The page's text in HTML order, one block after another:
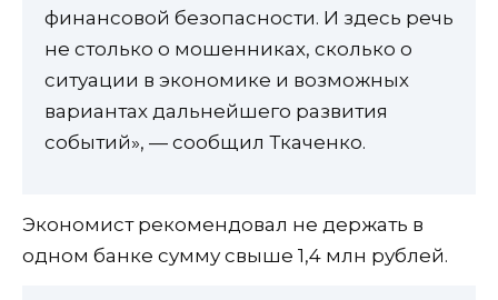
финансовой безопасности. И здесь речь
не столько о мошенниках, сколько о
ситуации в экономике и возможных
вариантах дальнейшего развития
событий», — сообщил Ткаченко.
Экономист рекомендовал не держать в
одном банке сумму свыше 1,4 млн рублей.